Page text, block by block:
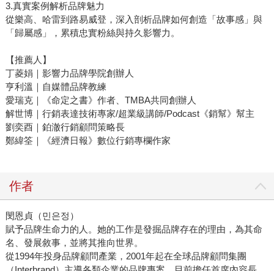
3.真實案例解析品牌魅力
從樂高、哈雷到路易威登，深入剖析品牌如何創造「故事感」與
「歸屬感」，累積忠實粉絲與持久影響力。
【推薦人】
丁菱娟｜影響力品牌學院創辦人
亨利溫｜自媒體品牌教練
愛瑞克｜《命定之書》作者、TMBA共同創辦人
解世博｜行銷表達技術專家/超業級講師/Podcast《銷幫》幫主
劉奕酉｜鉑澈行銷顧問策略長
鄭緯筌｜《經濟日報》數位行銷專欄作家
作者
閔恩貞（민은정）
賦予品牌生命力的人。她的工作是發掘品牌存在的理由，為其命
名、發展敘事，並將其推向世界。
從1994年投身品牌顧問產業，2001年起在全球品牌顧問集團